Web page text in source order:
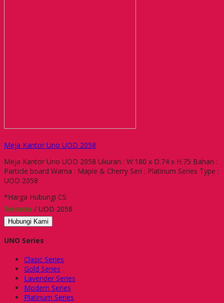
Meja Kantor Uno UOD 2058
Meja Kantor Uno UOD 2058 Ukuran : W.180 x D.74 x H.75 Bahan :
Particle board Warna : Maple & Cherry Seri : Platinum Series Type :
UOD 2058
*Harga Hubungi CS
Tersedia / UOD 2058
Hubungi Kami
UNO Series
Clasic Series
Gold Series
Lavender Series
Modern Series
Platinum Series